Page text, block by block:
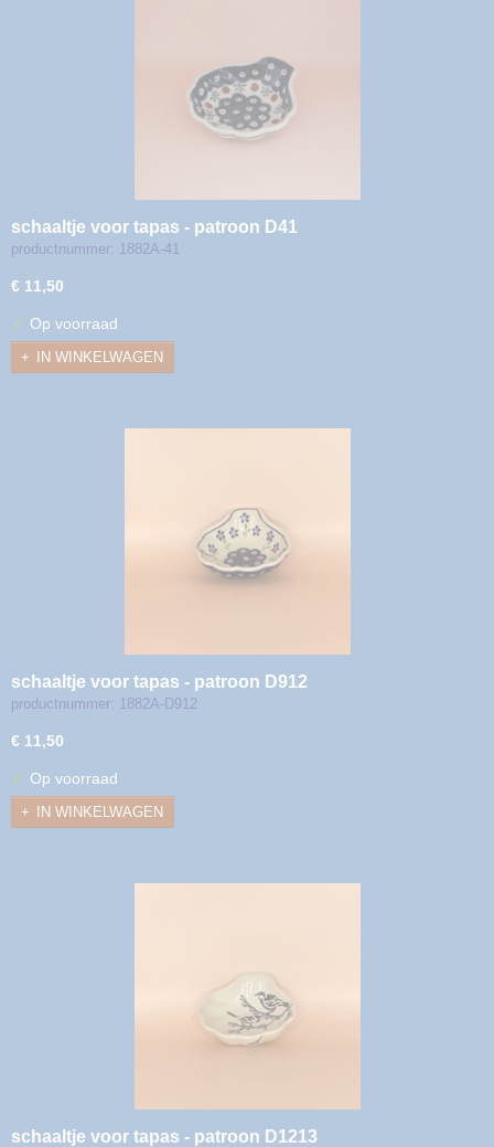
schaaltje voor tapas - patroon D41
productnummer: 1882A-41
€ 11,50
✓ Op voorraad
IN WINKELWAGEN
schaaltje voor tapas - patroon D912
productnummer: 1882A-D912
€ 11,50
✓ Op voorraad
IN WINKELWAGEN
schaaltje voor tapas - patroon D1213